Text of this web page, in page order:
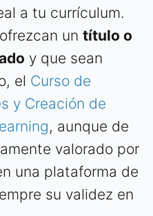
a tu currículum.
un título o
y que sean
el Curso de
y Creación de
, aunque de
valorado por
una plataforma de
su validez en